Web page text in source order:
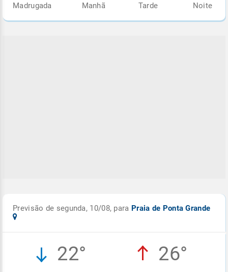
Madrugada Manhã Tarde Noite
Previsão de segunda, 10/08, para Praia de Ponta Grande
22° 26°